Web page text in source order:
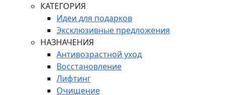
КАТЕГОРИЯ
Идеи для подарков
Эксклюзивные предложения
НАЗНАЧЕНИЯ
Антивозрастной уход
Восстановление
Лифтинг
Очищение